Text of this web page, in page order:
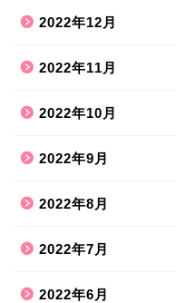
2022年12月
2022年11月
2022年10月
2022年9月
2022年8月
2022年7月
2022年6月